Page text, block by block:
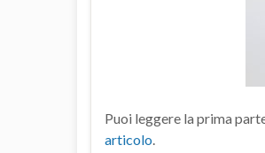
Puoi leggere la prima
articolo.